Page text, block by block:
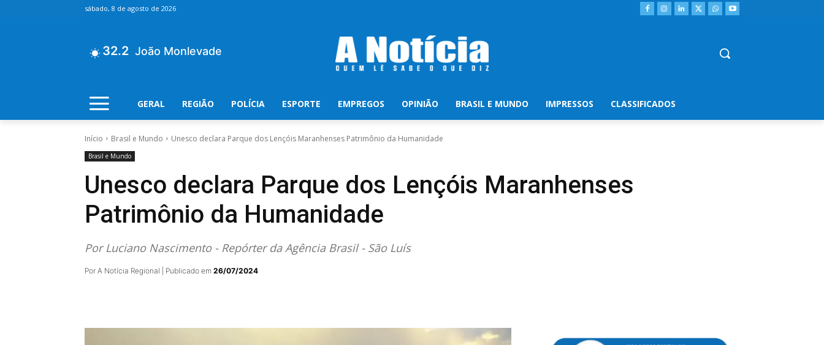
sábado, 8 de agosto de 2026
32.2 João Monlevade
GERAL REGIÃO POLÍCIA ESPORTE EMPREGOS OPINIÃO BRASIL E MUNDO IMPRESSOS CLASSIFICADOS
Início Brasil e Mundo Unesco declara Parque dos Lençóis Maranhenses Patrimônio da Humanidade
Brasil e Mundo
Unesco declara Parque dos Lençóis Maranhenses
Patrimônio da Humanidade
Por Luciano Nascimento - Repórter da Agência Brasil - São Luís
Por A Notícia Regional | Publicado em 26/07/2024